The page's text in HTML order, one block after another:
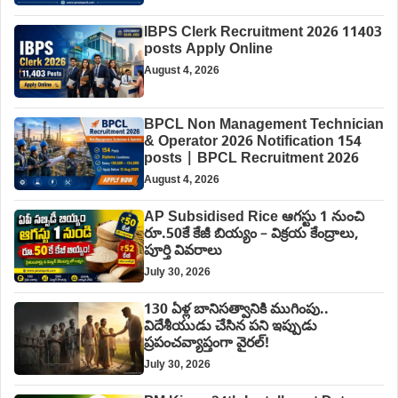
IBPS Clerk Recruitment 2026 11403
posts Apply Online
August 4, 2026
BPCL Non Management Technician
& Operator 2026 Notification 154
posts | BPCL Recruitment 2026
August 4, 2026
AP Subsidised Rice ఆగస్టు 1 నుంచి
రూ.50కే కేజీ బియ్యం – విక్రయ కేంద్రాలు,
పూర్తి వివరాలు
July 30, 2026
130 ఏళ్ల బానిసత్వానికి ముగింపు..
విదేశీయుడు చేసిన పని ఇప్పుడు
ప్రపంచవ్యాప్తంగా వైరల్!
July 30, 2026